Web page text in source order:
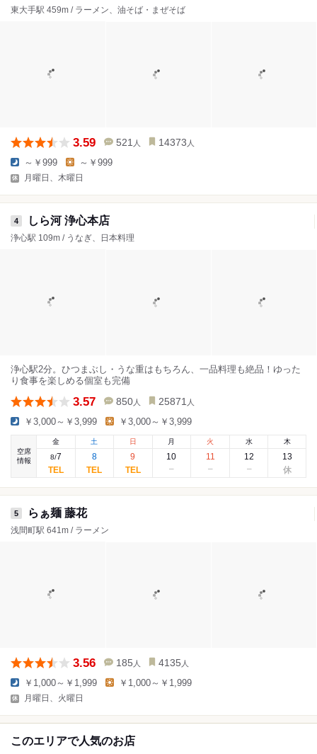
東大手駅 459m / ラーメン、油そば・まぜそば
3.59 521 人 14373 人
～￥999 ～￥999
月曜日、木曜日
4 しら河 浄心本店
浄心駅 109m / うなぎ、日本料理
浄心駅2分。ひつまぶし・うな重はもちろん、一品料理も絶品！ゆった
り食事を楽しめる個室も完備
3.57 850 人 25871 人
￥3,000～￥3,999 ￥3,000～￥3,999
空席
情報
金
8/7
土
8
日
9
月
10
火
11
水
12
木
13
5 らぁ麺 藤花
浅間町駅 641m / ラーメン
3.56 185 人 4135 人
￥1,000～￥1,999 ￥1,000～￥1,999
月曜日、火曜日
このエリアで人気のお店